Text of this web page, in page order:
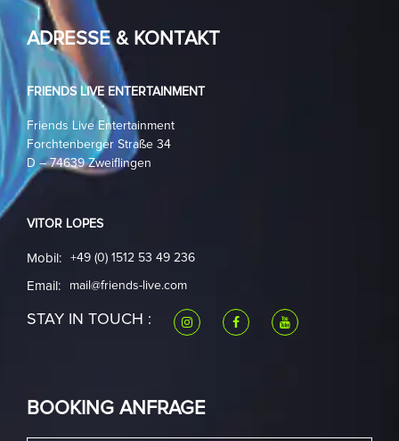
ADRESSE & KONTAKT
FRIENDS LIVE ENTERTAINMENT
Friends Live Entertainment
Forchtenberger Straße 34
D – 74639 Zweiflingen
VITOR LOPES
Mobil: +49 (0) 1512 53 49 236
Email: mail@friends-live.com
STAY IN TOUCH :
BOOKING ANFRAGE